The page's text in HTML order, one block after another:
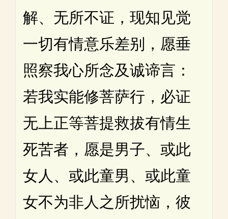
解、无所不证，现知见觉
一切有情意乐差别，愿垂
照察我心所念及诚谛言：
若我实能修菩萨行，必证
无上正等菩提救拔有情生
死苦者，愿是男子、或此
女人、或此童男、或此童
女不为非人之所扰恼，彼